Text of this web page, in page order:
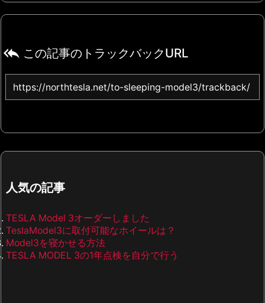
 この記事のトラックバックURL
人気の記事
TESLA Model 3オーダーしました
TeslaModel3に取付可能なホイールは？
Model3を寝かせる方法
TESLA MODEL 3の1年点検を自分で行う